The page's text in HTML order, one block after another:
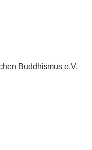
Buddhismus e.V.